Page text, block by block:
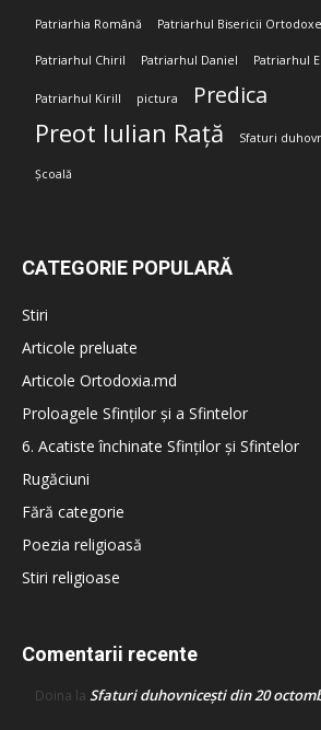
Patriarhia Română Patriarhul Bisericii
Patriarhul Chiril Patriarhul Daniel Patriarhul
Patriarhul Kirill pictura Predica
Preot Iulian Rață Sfaturi
Școală
CATEGORIE POPULARĂ
Stiri
Articole preluate
Articole Ortodoxia.md
Proloagele Sfinților și a Sfintelor
6. Acatiste închinate Sfinților și Sfintelor
Rugăciuni
Fără categorie
Poezia religioasă
Stiri religioase
Comentarii recente
Doina la Sfaturi duhovnicești din 20